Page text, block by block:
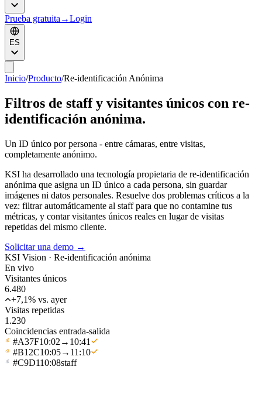
Prueba gratuita →Login
ES
Inicio/Producto/Re-identificación Anónima
Filtros de staff y visitantes únicos con re-
identificación anónima.
Un ID único por persona - entre cámaras, entre visitas,
completamente anónimo.
KSI ha desarrollado una tecnología propietaria de re-identificación
anónima que asigna un ID único a cada persona, sin guardar
imágenes ni datos personales. Resuelve dos problemas críticos a la
vez: filtrar automáticamente al staff para que no contamine tus
métricas, y contar visitantes únicos reales en lugar de visitas
repetidas del mismo cliente.
Solicitar una demo →
KSI Vision · Re-identificación anónima
En vivo
Visitantes únicos
6.480
+7,1% vs. ayer
Visitas repetidas
1.230
Coincidencias entrada-salida
#A37F10:02 → 10:41
#B12C10:05→ 11:10
#C9D110:08staff